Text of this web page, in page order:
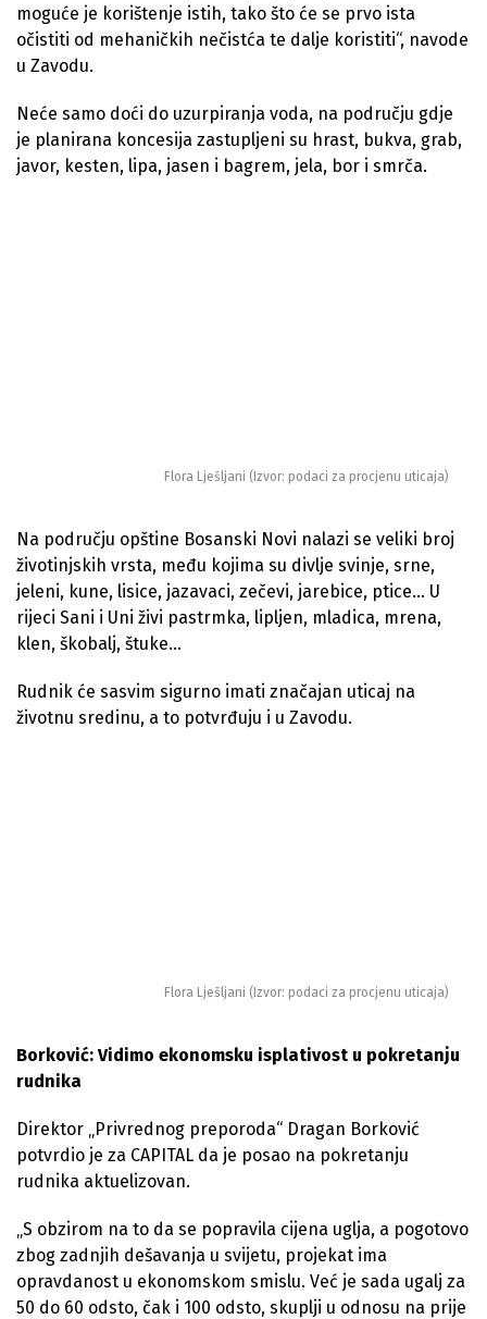
moguće je korištenje istih, tako što će se prvo ista
očistiti od mehaničkih nečistća te dalje koristiti“, navode
u Zavodu.
Neće samo doći do uzurpiranja voda, na području gdje
je planirana koncesija zastupljeni su hrast, bukva, grab,
javor, kesten, lipa, jasen i bagrem, jela, bor i smrča.
Flora Lješljani (Izvor: podaci za procjenu uticaja)
Na području opštine Bosanski Novi nalazi se veliki broj
životinjskih vrsta, među kojima su divlje svinje, srne,
jeleni, kune, lisice, jazavaci, zečevi, jarebice, ptice… U
rijeci Sani i Uni živi pastrmka, lipljen, mladica, mrena,
klen, škobalj, štuke…
Rudnik će sasvim sigurno imati značajan uticaj na
životnu sredinu, a to potvrđuju i u Zavodu.
Flora Lješljani (Izvor: podaci za procjenu uticaja)
Borković: Vidimo ekonomsku isplativost u pokretanju
rudnika
Direktor „Privrednog preporoda“ Dragan Borković
potvrdio je za CAPITAL da je posao na pokretanju
rudnika aktuelizovan.
„S obzirom na to da se popravila cijena uglja, a pogotovo
zbog zadnjih dešavanja u svijetu, projekat ima
opravdanost u ekonomskom smislu. Već je sada ugalj za
50 do 60 odsto, čak i 100 odsto, skuplji u odnosu na prije